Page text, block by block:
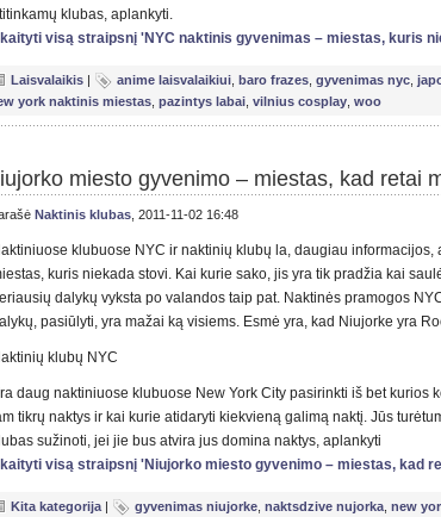
klubas, aplankyti.
visą straipsnį 'NYC naktinis gyvenimas – miestas, kuris
Laisvalaikis | anime laisvalaikiui baro frazes gyvenimas nyc
york naktinis miestas pazintys labai vilnius cosplay woo
miesto gyvenimo – miestas, kad retai
Naktinis klubas , 2011-11-02 16:48
klubuose NYC ir naktinių klubų la, daugiau informacijos,
kuris niekada stovi. Kai kurie sako, jis yra tik pradžia kai
dalykų vyksta po valandos taip pat. Naktinės pramogos
pasiūlyti, yra mažai ką visiems. Esmė yra, kad Niujorke yra
klubų NYC
daug naktiniuose klubuose New York City pasirinkti iš bet kurios
tikrų naktys ir kai kurie atidaryti kiekvieną galimą naktį. Jūs
sužinoti, jei jie bus atvira jus domina naktys, aplankyti
visą straipsnį 'Niujorko miesto gyvenimo – miestas, kad
Kita kategorija | gyvenimas niujorke naktsdzive nujorka new